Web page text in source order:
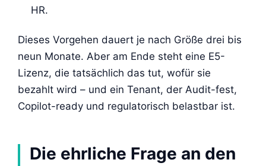
HR.
Dieses Vorgehen dauert je nach Größe drei bis
neun Monate. Aber am Ende steht eine E5-
Lizenz, die tatsächlich das tut, wofür sie
bezahlt wird – und ein Tenant, der Audit-fest,
Copilot-ready und regulatorisch belastbar ist.
Die ehrliche Frage an den